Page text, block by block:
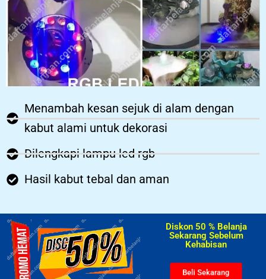
Menambah kesan sejuk di alam dengan
kabut alami untuk dekorasi
Dilengkapi lampu led rgb
Hasil kabut tebal dan aman
Diskon 50 % Belanja
Sekarang Sebelum
Kehabisan​
Beli Sekarang